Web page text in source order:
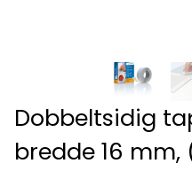
Dobbeltsidig
bredde 16 mm,